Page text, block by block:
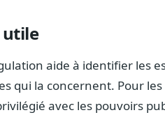
utile
aide à identifier les
qui la concernent. Pour
avec les pouvoirs